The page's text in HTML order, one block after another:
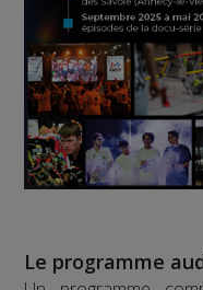
Le programme